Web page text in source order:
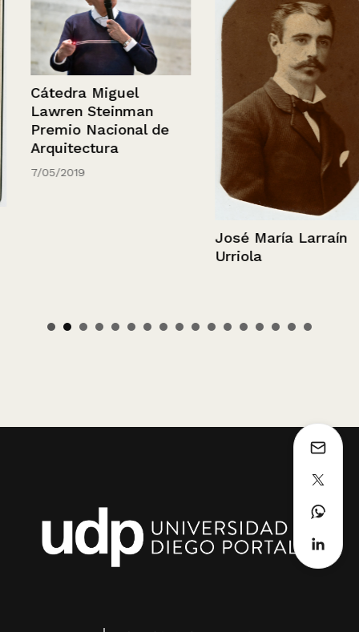
Cátedra Miguel
Lawren Steinman
Premio Nacional de
Arquitectura
7/05/2019
José María Larraín
Urriola